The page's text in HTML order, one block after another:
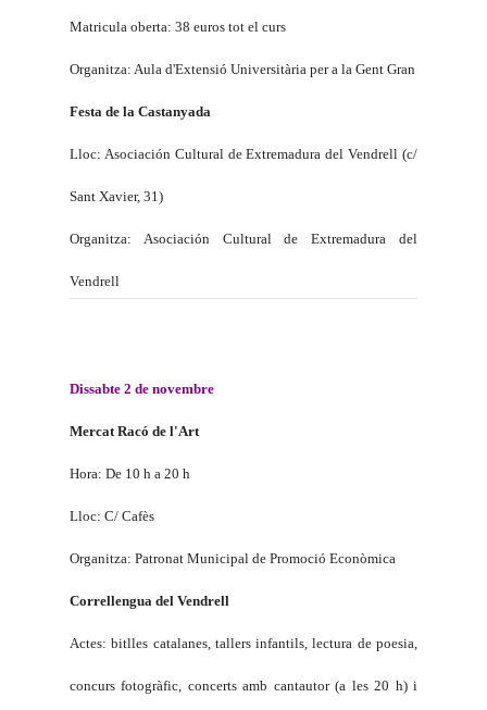
Matricula oberta: 38 euros tot el curs
Organitza: Aula d'Extensió Universitària per a la Gent Gran
Festa de la Castanyada
Lloc: Asociación Cultural de Extremadura del Vendrell (c/
Sant Xavier, 31)
Organitza: Asociación Cultural de Extremadura del
Vendrell
Dissabte 2 de novembre
Mercat Racó de l'Art
Hora: De 10 h a 20 h
Lloc: C/ Cafès
Organitza: Patronat Municipal de Promoció Econòmica
Correllengua del Vendrell
Actes: bitlles catalanes, tallers infantils, lectura de poesia,
concurs fotogràfic, concerts amb cantautor (a les 20 h) i